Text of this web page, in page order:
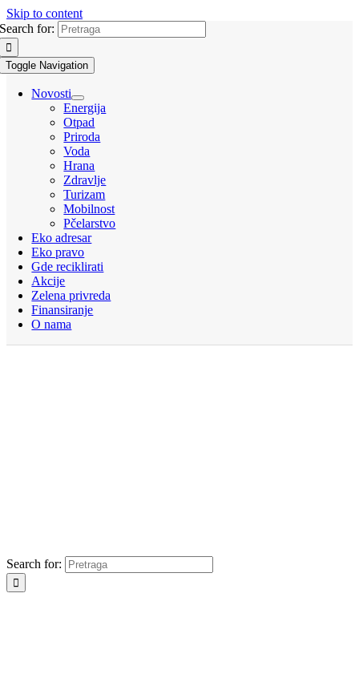
Skip to content
Search for:
Toggle Navigation
Novosti
Energija
Otpad
Priroda
Voda
Hrana
Zdravlje
Turizam
Mobilnost
Pčelarstvo
Eko adresar
Eko pravo
Gde reciklirati
Akcije
Zelena privreda
Finansiranje
O nama
Search for: